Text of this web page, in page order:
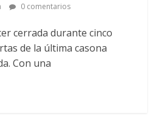
0 comentarios
cerrada durante cinco
de la última casona
Con una